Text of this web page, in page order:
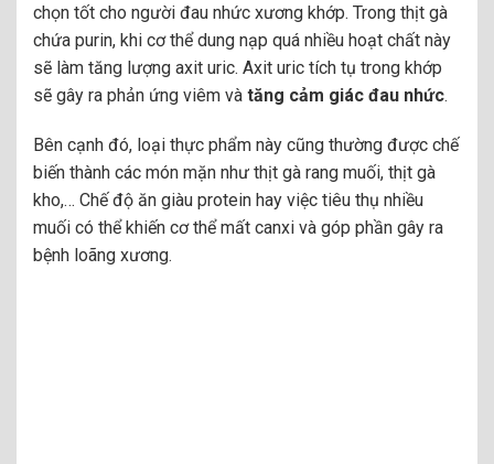
chọn tốt cho người đau nhức xương khớp. Trong thịt gà
chứa purin, khi cơ thể dung nạp quá nhiều hoạt chất này
sẽ làm tăng lượng axit uric. Axit uric tích tụ trong khớp
sẽ gây ra phản ứng viêm và tăng cảm giác đau nhức.
Bên cạnh đó, loại thực phẩm này cũng thường được chế
biến thành các món mặn như thịt gà rang muối, thịt gà
kho,… Chế độ ăn giàu protein hay việc tiêu thụ nhiều
muối có thể khiến cơ thể mất canxi và góp phần gây ra
bệnh loãng xương.